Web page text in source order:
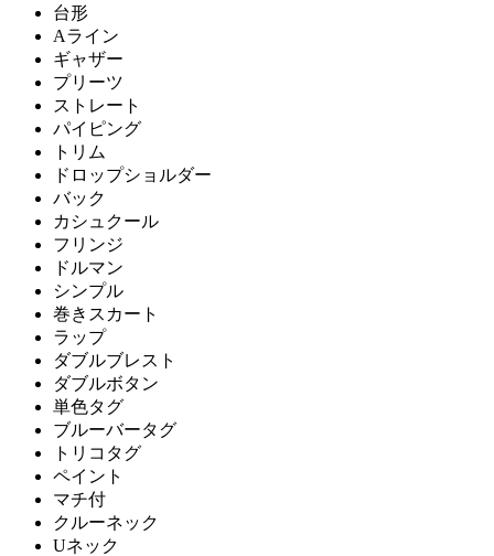
台形
Aライン
ギャザー
プリーツ
ストレート
パイピング
トリム
ドロップショルダー
バック
カシュクール
フリンジ
ドルマン
シンプル
巻きスカート
ラップ
ダブルブレスト
ダブルボタン
単色タグ
ブルーバータグ
トリコタグ
ペイント
マチ付
クルーネック
Uネック